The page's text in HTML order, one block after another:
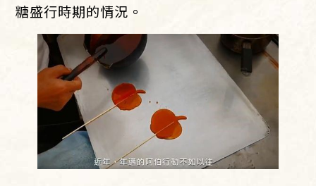
糖盛行時期的情況。